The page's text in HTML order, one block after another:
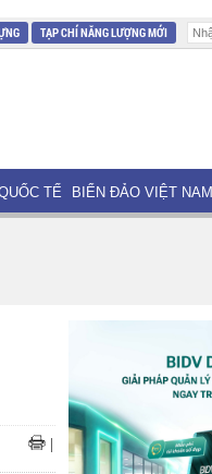
TẠP CHÍ NĂNG LƯỢNG MỚI
TẾ BIỂN ĐẢO VIỆT NAM
|